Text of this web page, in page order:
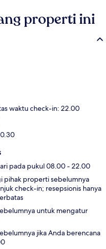
properti ini
waktu check-in: 22.00
pada pukul 08.00 - 22.00
pihak properti sebelumnya
check-in; resepsionis hanya
untuk mengatur
jika Anda berencana